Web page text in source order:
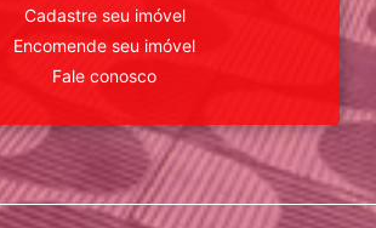
Cadastre seu imóvel
Encomende seu imóvel
Fale conosco